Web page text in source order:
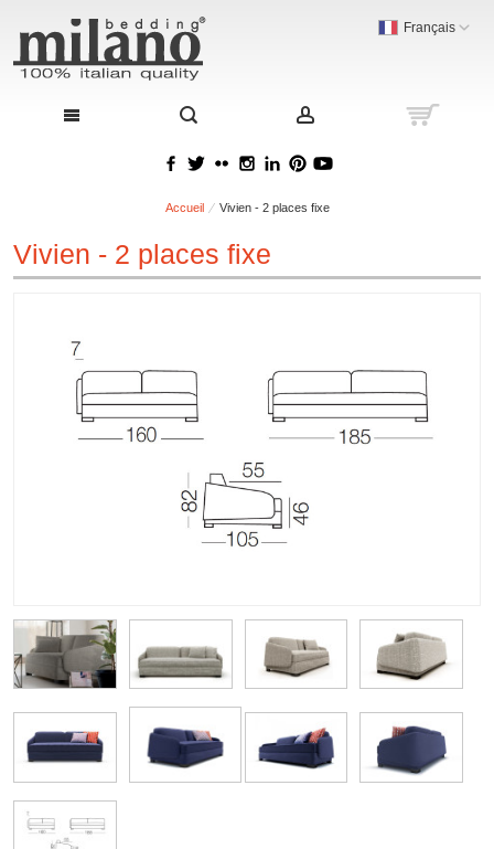
Français
Accueil Vivien - 2 places fixe
Vivien - 2 places fixe